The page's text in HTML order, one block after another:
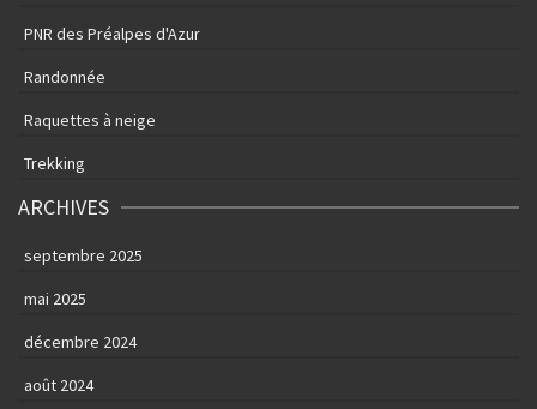
PNR des Préalpes d'Azur
Randonnée
Raquettes à neige
Trekking
ARCHIVES
septembre 2025
mai 2025
décembre 2024
août 2024